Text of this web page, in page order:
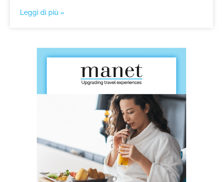
Leggi di più »